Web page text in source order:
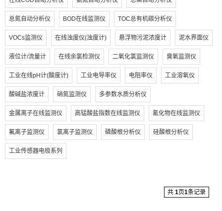
总氮自动分析仪 BOD在线监测仪 TOC总有机碳分析仪
VOCs监测仪 在线浊度仪(浊度计) 悬浮物污泥浓度计 泥水界面仪
液位计/流量计 在线余氯检测仪 二氧化氯监测仪 臭氧监测仪
工业在线pH计(酸度计) 工业电导率仪 电阻率仪 工业溶氧仪
酸碱盐浓度计 硝氮监测仪 多参数水质分析仪
金属离子在线监测仪 高锰酸盐指数在线监测仪 氰化物在线监测仪
氟离子监测仪 氯离子监测仪 磷酸根分析仪 硅酸根分析仪
工业传感器电极系列
共 1页1条记录